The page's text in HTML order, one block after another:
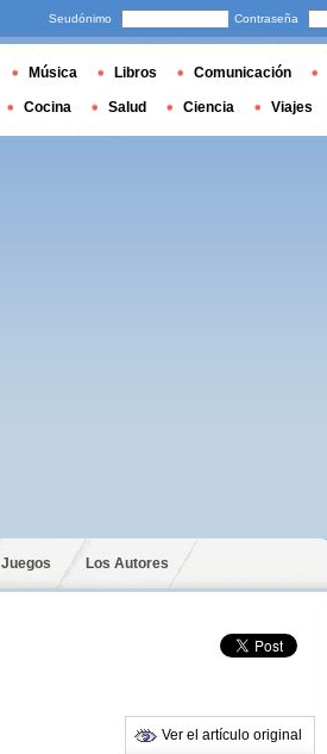
Juegos Los Autores
Ver el artículo original
Seudónimo Contraseña
Música Libros Comunicación
Cocina Salud Ciencia Viajes